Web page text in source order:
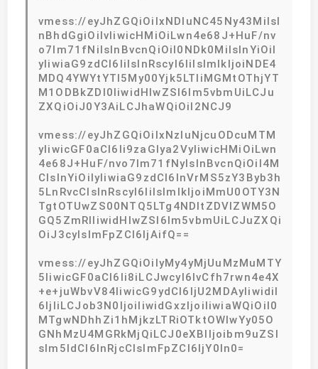
vmess://eyJhZGQiOiIxNDIuNC45Ny43MiIsI
nBhdGgiOiIvIiwicHMiOiLwn4e68J+HuF/nv
o7lm71fNiIsInBvcnQiOiI0NDk0MiIsInYiOiI
yIiwiaG9zdCI6IiIsInRscyI6IiIsImlkIjoiNDE4
MDQ4YWYtYTI5My00Yjk5LTliMGMtOThjYT
M1ODBkZDI0IiwidHlwZSI6Im5vbmUiLCJu
ZXQiOiJ0Y3AiLCJhaWQiOiI2NCJ9
vmess://eyJhZGQiOiIxNzIuNjcuODcuMTM
yIiwicGF0aCI6Ii9zaGlya2VyIiwicHMiOiLwn
4e68J+HuF/nvo7lm71fNyIsInBvcnQiOiI4M
CIsInYiOiIyIiwiaG9zdCI6InVrMS5zY3Byb3h
5LnRvcCIsInRscyI6IiIsImlkIjoiMmU0OTY3N
TgtOTUwZS00NTQ5LTg4NDItZDVlZWM5O
GQ5ZmRlIiwidHlwZSI6Im5vbmUiLCJuZXQi
OiJ3cyIsImFpZCI6IjAifQ==
vmess://eyJhZGQiOiIyMy4yMjUuMzMuMTY
5IiwicGF0aCI6Ii8iLCJwcyI6IvCfh7rwn4e4X
+e+juWbvV84IiwicG9ydCI6IjU2MDAyIiwidiI
6IjIiLCJob3N0IjoiIiwidGxzIjoiIiwiaWQiOiI0
MTgwNDhhZi1hMjkzLTRiOTktOWIwYy05O
GNhMzU4MGRkMjQiLCJ0eXBlIjoibm9uZSI
sIm5ldCI6InRjcCIsImFpZCI6IjY0In0=